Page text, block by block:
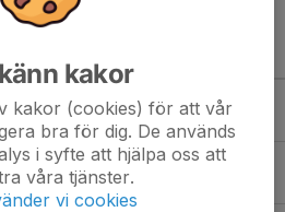
kakor
kakor (cookies) för att vår
bra för dig. De används
i syfte att hjälpa oss att
våra tjänster.
vi cookies